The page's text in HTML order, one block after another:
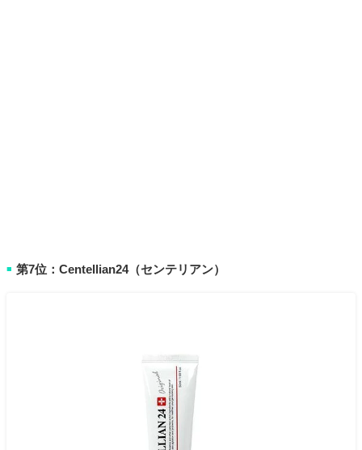
■ 第7位：Centellian24（センテリアン）